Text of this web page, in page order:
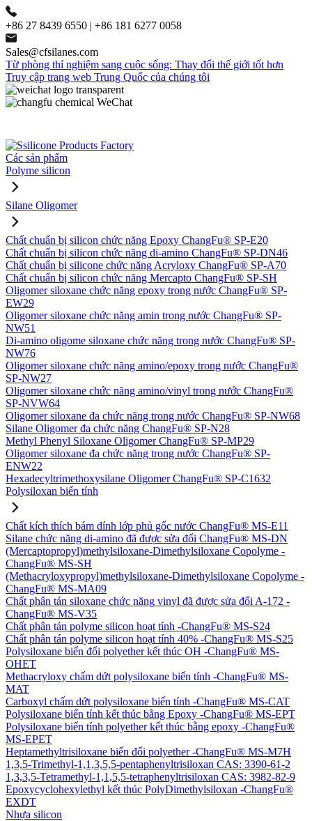
+86 27 8439 6550 | +86 181 6277 0058
Sales@cfsilanes.com
Từ phòng thí nghiệm sang cuộc sống: Thay đổi thế giới tốt hơn
Truy cập trang web Trung Quốc của chúng tôi
Các sản phẩm
Polyme silicon
Silane Oligomer
Chất chuẩn bị silicon chức năng Epoxy ChangFu® SP-E20
Chất chuẩn bị silicon chức năng di-amino ChangFu® SP-DN46
Chất chuẩn bị silicone chức năng Acryloxy ChangFu® SP-A70
Chất chuẩn bị silicon chức năng Mercapto ChangFu® SP-SH
Oligomer siloxane chức năng epoxy trong nước ChangFu® SP-
EW29
Oligomer siloxane chức năng amin trong nước ChangFu® SP-
NW51
Di-amino oligome siloxane chức năng trong nước ChangFu® SP-
NW76
Oligomer siloxane chức năng amino/epoxy trong nước ChangFu®
SP-NW27
Oligomer siloxane chức năng amino/vinyl trong nước ChangFu®
SP-NVW64
Oligomer siloxane đa chức năng trong nước ChangFu® SP-NW68
Silane Oligomer đa chức năng ChangFu® SP-N28
Methyl Phenyl Siloxane Oligomer ChangFu® SP-MP29
Oligomer siloxane đa chức năng trong nước ChangFu® SP-
ENW22
Hexadecyltrimethoxysilane Oligomer ChangFu® SP-C1632
Polysiloxan biến tính
Chất kích thích bám dính lớp phủ gốc nước ChangFu® MS-E11
Silane chức năng di-amino đã được sửa đổi ChangFu® MS-DN
(Mercaptopropyl)methylsiloxane-Dimethylsiloxane Copolyme -
ChangFu® MS-SH
(Methacryloxypropyl)methylsiloxane-Dimethylsiloxane Copolyme -
ChangFu® MS-MA09
Chất phân tán siloxane chức năng vinyl đã được sửa đổi A-172 -
ChangFu® MS-V35
Chất phân tán polyme silicon hoạt tính -ChangFu® MS-S24
Chất phân tán polyme silicon hoạt tính 40% -ChangFu® MS-S25
Polysiloxane biến đổi polyether kết thúc OH -ChangFu® MS-
OHET
Methacryloxy chấm dứt polysiloxane biến tính -ChangFu® MS-
MAT
Carboxyl chấm dứt polysiloxane biến tính -ChangFu® MS-CAT
Polysiloxane biến tính kết thúc bằng Epoxy -ChangFu® MS-EPT
Polysiloxane biến tính polyether kết thúc bằng epoxy -ChangFu®
MS-EPET
Heptamethyltrisiloxane biến đổi polyether -ChangFu® MS-M7H
1,3,5-Trimethyl-1,1,3,5,5-pentaphenyltrisiloxan CAS: 3390-61-2
1,3,3,5-Tetramethyl-1,1,5,5-tetraphenyltrisiloxan CAS: 3982-82-9
Epoxycyclohexylethyl kết thúc PolyDimethylsiloxan -ChangFu®
EXDT
Nhựa silicon